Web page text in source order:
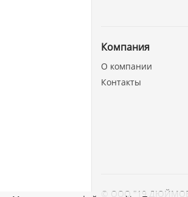
Компания
О компании
Контакты
© ООО "19